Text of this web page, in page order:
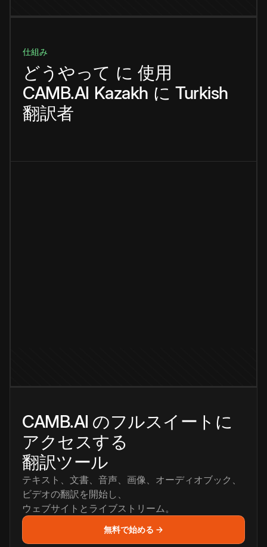
仕組み
どうやって に 使用
CAMB.AI Kazakh に Turkish
翻訳者
CAMB.AI のフルスイートに
アクセスする
翻訳ツール
テキスト、文書、音声、画像、オーディオブック、
ビデオの翻訳を開始し、
ウェブサイトとライブストリーム。
無料で始める →